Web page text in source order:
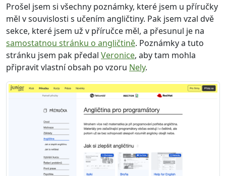
Prošel jsem si všechny poznámky, které jsem u příručky
měl v souvislosti s učením angličtiny. Pak jsem vzal dvě
sekce, které jsem už v příručce měl, a přesunul je na
samostatnou stránku o angličtině. Poznámky a tuto
stránku jsem pak předal Veronice, aby tam mohla
připravit vlastní obsah po vzoru Nely.